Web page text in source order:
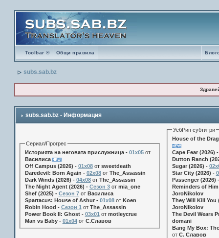
Toolbar ® Общи правила
subs.sab.bz
subs.sab.bz - Информация
Сериал/Прогрес
Историята на неговата прислужница - 01х05от
Василиса
Off Campus (2026) - 01x08от sweetdeath
Daredevil: Born Again - 02x08от The_Assassin
Dark Winds (2026) - 04x08от The_Assassin
The Night Agent (2026) - Сезон 3от mia_one
Shef (2025) - Сезон 7от Василиса
Spartacus: House of Ashur - 01x08от Koen
Robin Hood - Сезон 1 от The_Assassin
Power Book II: Ghost - 03x01 от motleycrue
Man vs Baby - 01x04от С.Славов
УебРип субтитри
House of the
Cape Fear (2026)
Dutton Ranch
Sugar (2026) -
Star City (2026) -
Passenger (2026)
Reminders of
JoroNikolov
They Will Kill You
JoroNikolov
The Devil Wears
domani
Bang My Box:
от С. Славов